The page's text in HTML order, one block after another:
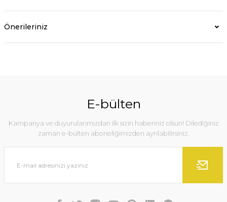
Önerileriniz
E-bülten
Kampanya ve duyurularımızdan ilk sizin haberiniz olsun! Dilediğiniz
zaman e-bülten aboneliğimizden ayrılabilirsiniz.